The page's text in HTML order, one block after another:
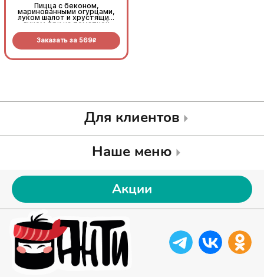
Пицца с беконом,
маринованными огурцами,
луком шалот и хрустящим
луком фри на томатной
Заказать за 569R
Для клиентов
Наше меню
Акции